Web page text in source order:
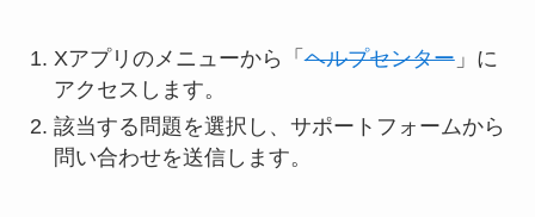
Xアプリのメニューから「ヘルプセンター」に
アクセスします。
該当する問題を選択し、サポートフォームから
問い合わせを送信します。